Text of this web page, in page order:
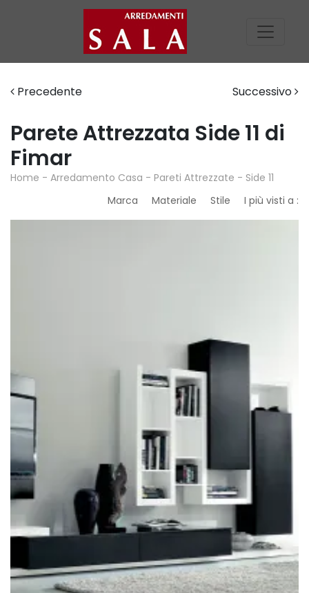
Precedente Successivo
Parete Attrezzata Side 11 di
Fimar
Home - Arredamento Casa - Pareti Attrezzate - Side 11
Marca
Materiale Stile I più visti a :